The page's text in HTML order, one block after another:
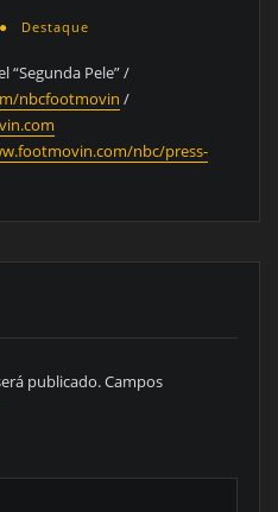
Destaque
“Segunda Pele” /
nbcfootmovin /
nbc/press-
publicado.Campos